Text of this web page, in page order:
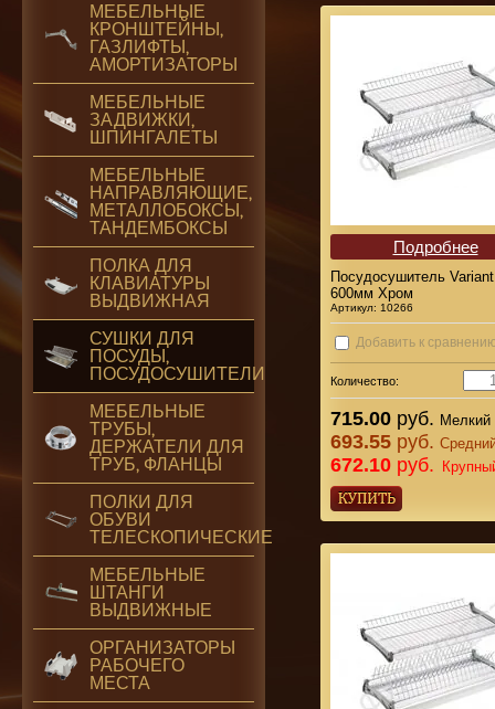
Подробнее
Посудосушитель
600мм Хром
Артикул: 10266
Добавить к
Количество:
715.00 руб. Мелкий
693.55 руб.
672.10 руб.
МЕБЕЛЬНЫЕ
КРОНШТЕЙНЫ,
ГАЗЛИФТЫ,
АМОРТИЗАТОРЫ
МЕБЕЛЬНЫЕ
ЗАДВИЖКИ,
ШПИНГАЛЕТЫ
МЕБЕЛЬНЫЕ
НАПРАВЛЯЮЩИЕ,
МЕТАЛЛОБОКСЫ,
ТАНДЕМБОКСЫ
ПОЛКА ДЛЯ
КЛАВИАТУРЫ
ВЫДВИЖНАЯ
СУШКИ ДЛЯ
ПОСУДЫ,
ПОСУДОСУШИТЕЛИ
МЕБЕЛЬНЫЕ
ТРУБЫ,
ДЕРЖАТЕЛИ ДЛЯ
ТРУБ, ФЛАНЦЫ
ПОЛКИ ДЛЯ
ОБУВИ
ТЕЛЕСКОПИЧЕСКИЕ
МЕБЕЛЬНЫЕ
ШТАНГИ
ВЫДВИЖНЫЕ
ОРГАНИЗАТОРЫ
РАБОЧЕГО
МЕСТА